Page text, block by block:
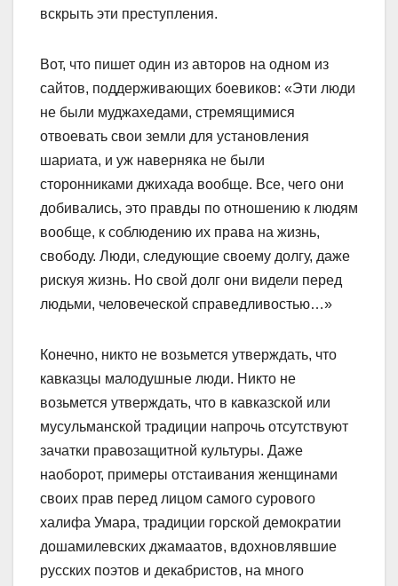
вскрыть эти преступления.
Вот, что пишет один из авторов на одном из
сайтов, поддерживающих боевиков: «Эти люди
не были муджахедами, стремящимися
отвоевать свои земли для установления
шариата, и уж наверняка не были
сторонниками джихада вообще. Все, чего они
добивались, это правды по отношению к людям
вообще, к соблюдению их права на жизнь,
свободу. Люди, следующие своему долгу, даже
рискуя жизнь. Но свой долг они видели перед
людьми, человеческой справедливостью…»
Конечно, никто не возьмется утверждать, что
кавказцы малодушные люди. Никто не
возьмется утверждать, что в кавказской или
мусульманской традиции напрочь отсутствуют
зачатки правозащитной культуры. Даже
наоборот, примеры отстаивания женщинами
своих прав перед лицом самого сурового
халифа Умара, традиции горской демократии
дошамилевских джамаатов, вдохновлявшие
русских поэтов и декабристов, на много